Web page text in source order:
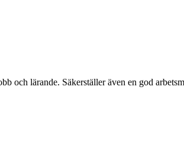
och lärande. Säkerställer även en god